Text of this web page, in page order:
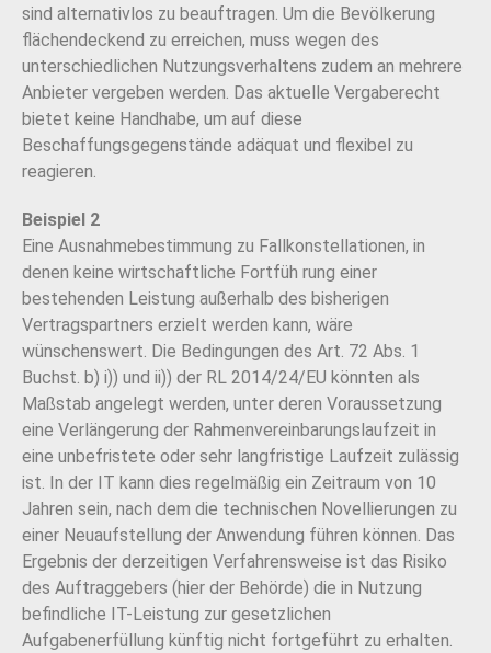
sind alternativlos zu beauftragen. Um die Bevölkerung
flächendeckend zu erreichen, muss wegen des
unterschiedlichen Nutzungsverhaltens zudem an mehrere
Anbieter vergeben werden. Das aktuelle Vergaberecht
bietet keine Handhabe, um auf diese
Beschaffungsgegenstände adäquat und flexibel zu
reagieren.
Beispiel 2
Eine Ausnahmebestimmung zu Fallkonstellationen, in
denen keine wirtschaftliche Fortfüh rung einer
bestehenden Leistung außerhalb des bisherigen
Vertragspartners erzielt werden kann, wäre
wünschenswert. Die Bedingungen des Art. 72 Abs. 1
Buchst. b) i)) und ii)) der RL 2014/24/EU könnten als
Maßstab angelegt werden, unter deren Voraussetzung
eine Verlängerung der Rahmenvereinbarungslaufzeit in
eine unbefristete oder sehr langfristige Laufzeit zulässig
ist. In der IT kann dies regelmäßig ein Zeitraum von 10
Jahren sein, nach dem die technischen Novellierungen zu
einer Neuaufstellung der Anwendung führen können. Das
Ergebnis der derzeitigen Verfahrensweise ist das Risiko
des Auftraggebers (hier der Behörde) die in Nutzung
befindliche IT-Leistung zur gesetzlichen
Aufgabenerfüllung künftig nicht fortgeführt zu erhalten.